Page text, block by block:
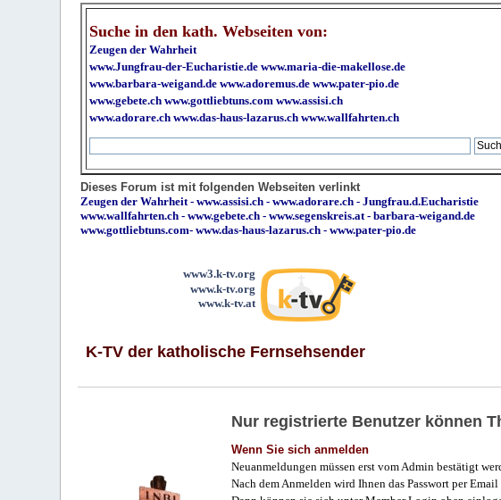
Suche in den kath. Webseiten von:
Zeugen der Wahrheit
www.Jungfrau-der-Eucharistie.de www.maria-die-makellose.de
www.barbara-weigand.de www.adoremus.de www.pater-pio.de
www.gebete.ch www.gottliebtuns.com www.assisi.ch
www.adorare.ch www.das-haus-lazarus.ch www.wallfahrten.ch
Dieses Forum ist mit folgenden Webseiten verlinkt
Zeugen der Wahrheit -www.assisi.ch -www.adorare.ch -Jungfrau.d.Eucharistie
www.wallfahrten.ch -www.gebete.ch -www.segenskreis.at -barbara-weigand.de
www.gottliebtuns.com-www.das-haus-lazarus.ch - www.pater-pio.de
www3.k-tv.org
www.k-tv.org
www.k-tv.at
K-TV der katholische Fernsehsender
Nur registrierte Benutzer können
Wenn Sie sich anmelden
Neuanmeldungen müssen erst vom Admin bestätigt
Nach dem Anmelden wird Ihnen das Passwort per Email